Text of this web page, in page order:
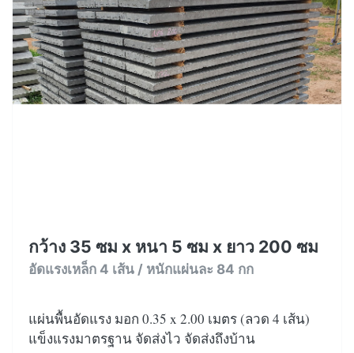
กว้าง 35 ซม x หนา 5 ซม x ยาว 200 ซม
อัดแรงเหล็ก 4 เส้น / หนักแผ่นละ 84 กก
แผ่นพื้นอัดแรง มอก 0.35 x 2.00 เมตร (ลวด 4 เส้น)
แข็งแรงมาตรฐาน จัดส่งไว จัดส่งถึงบ้าน